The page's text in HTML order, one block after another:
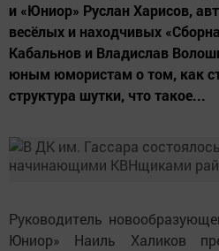
и «Юниор» Руслан Харисов,
весёлых и находчивых
Кабальнов и Владислав
юным юмористам о том, как
структура шутки, что такое...
Руководитель
Юниор» Наиль Халиков